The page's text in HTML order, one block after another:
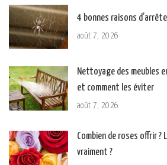
4 bonnes raisons
août 7, 2026
Nettoyage des meubles
et comment les éviter
août 7, 2026
Combien de roses offrir ?
vraiment ?